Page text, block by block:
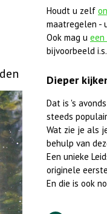
Houdt u zelf
maatregelen -
Ook mag u een
bijvoorbeeld
Dieper
Dat is 's
steeds
Wat zie je als
behulp van
Een unieke
originele
En die is ook